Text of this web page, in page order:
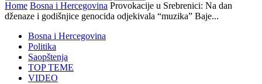
Home Bosna i Hercegovina Provokacije u Srebrenici: Na dan
dženaze i godišnjice genocida odjekivala “muzika” Baje...
Bosna i Hercegovina
Politika
Saopštenja
TOP TEME
VIDEO